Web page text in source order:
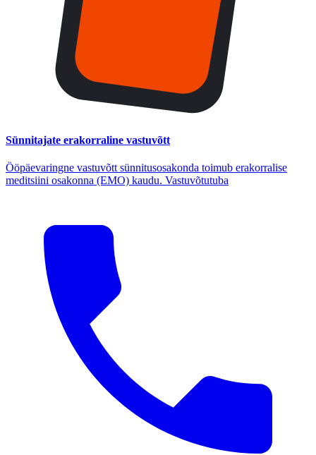
Sünnitajate erakorraline vastuvõtt
Ööpäevaringne vastuvõtt sünnitusosakonda toimub erakorralise
meditsiini osakonna (EMO) kaudu. Vastuvõtutuba